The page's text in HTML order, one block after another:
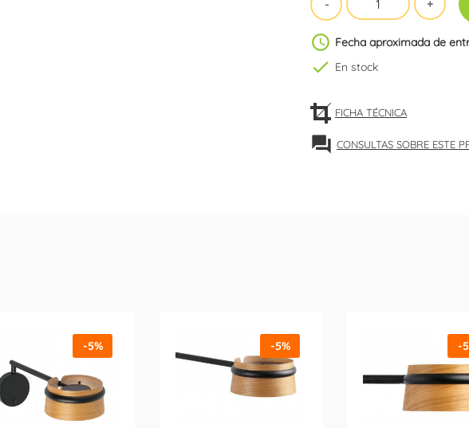
schedule Fecha aproximada de
check En stock
FICHA TÉCNICA
forum CONSULTAS SOBRE ESTE
-5% -5% -